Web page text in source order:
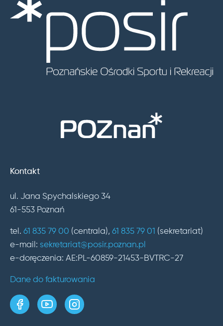
Kontakt
ul. Jana Spychalskiego 34
61-553 Poznań
tel. 61 835 79 00 (centrala), 61 835 79 01 (sekretariat)
e-mail: sekretariat@posir.poznan.pl
e-doręczenia: AE:PL-60859-21453-BVTRC-27
Dane do fakturowania
strona w serwisie Facebook
kanał w serwisie YouTube
profil w serwisie Instagram